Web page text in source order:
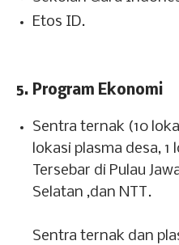
Etos ID.
5. Program Ekonomi
Sentra ternak (10
lokasi plasma desa,
Tersebar di Pulau
Selatan ,dan NTT.
Sentra ternak dan